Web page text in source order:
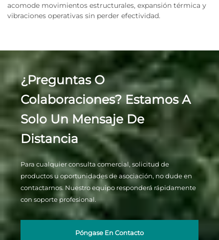
acomode movimientos estructurales, expansión térmica y
vibraciones operativas sin perder efectividad.
¿Preguntas O
Colaboraciones? Estamos A
Solo Un Mensaje De
Distancia
Para cualquier consulta comercial, solicitud de
productos u oportunidades de asociación, no dude en
contactarnos. Nuestro equipo responderá rápidamente
con soporte profesional.
Póngase En Contacto